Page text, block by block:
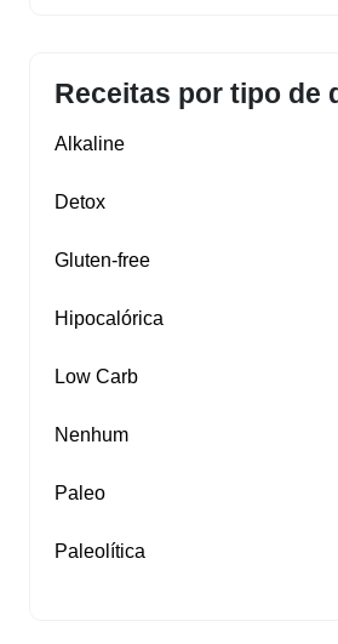
Receitas por tipo de
Alkaline
Detox
Gluten‑free
Hipocalórica
Low Carb
Nenhum
Paleo
Paleolítica